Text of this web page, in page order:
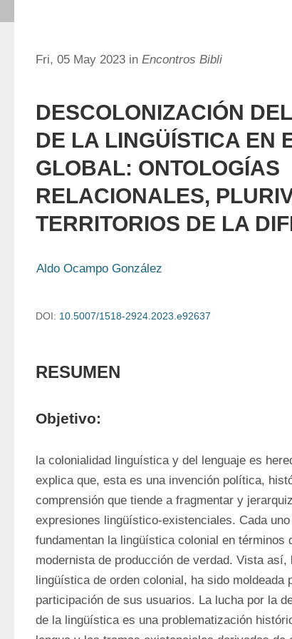
Fri, 05 May 2023 in Encontros Bibli
DESCOLONIZACIÓN
DE LA LINGÜÍSTICA EN
GLOBAL: ONTOLOGÍAS
RELACIONALES,
TERRITORIOS DE LA
Aldo Ocampo González
DOI: 10.5007/1518-2924.2023.e92637
RESUMEN
Objetivo:
la colonialidad linguística y del lenguaje es
explica que, esta es una invención política,
comprensión que tiende a fragmentar y
expresiones lingüístico-existenciales. Cada
fundamentan la lingüística colonial en términos
modernista de producción de verdad. Vista
lingüística de orden colonial, ha sido moldeada
participación de sus usuarios. La lucha por la
de la lingüística es una problematización